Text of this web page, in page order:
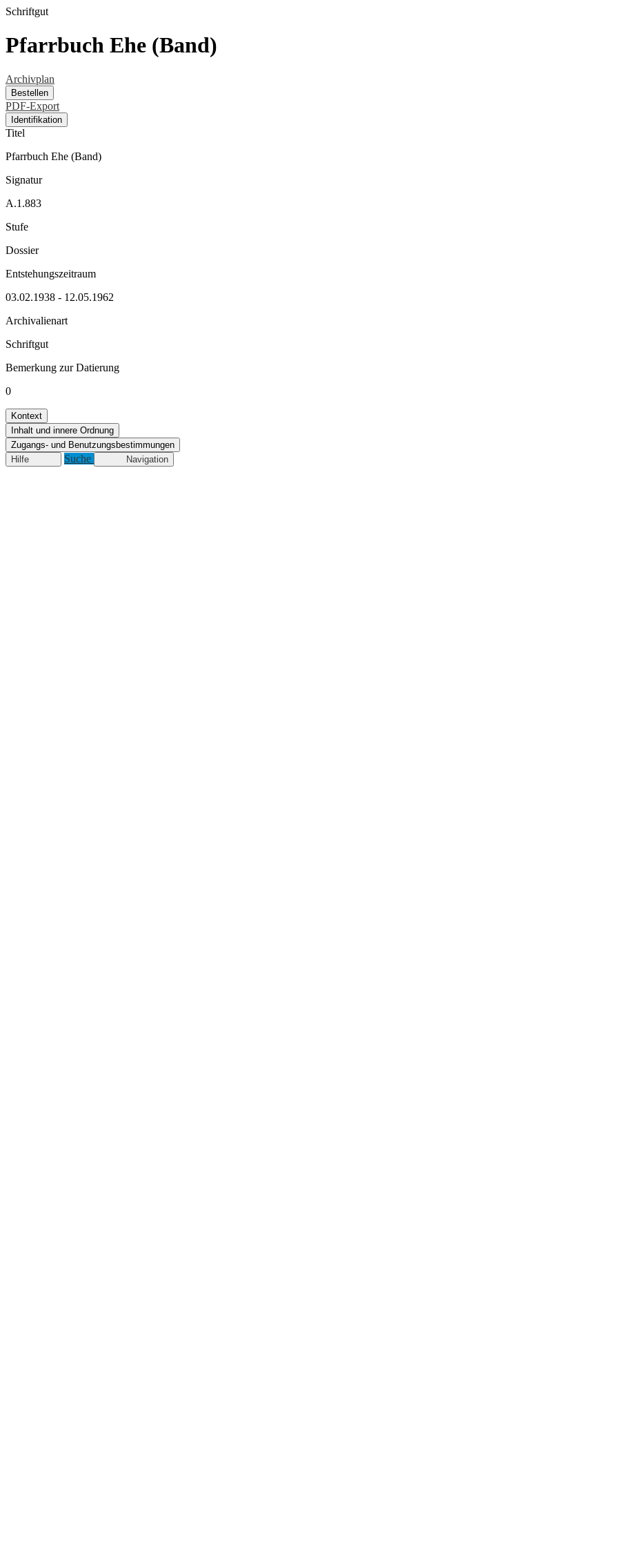
Schriftgut
Pfarrbuch Ehe (Band)
Archivplan
Bestellen
PDF-Export
Identifikation
Titel
Pfarrbuch Ehe (Band)
Signatur
A.1.883
Stufe
Dossier
Entstehungszeitraum
03.02.1938 - 12.05.1962
Archivalienart
Schriftgut
Bemerkung zur Datierung
0
Kontext
Inhalt und innere Ordnung
Zugangs- und Benutzungsbestimmungen
Hilfe
Suche Navigation